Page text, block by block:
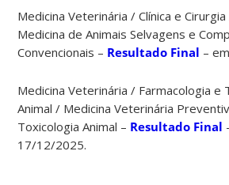
Medicina Veterinária / Clínica e
Medicina de Animais Selvagens e
Convencionais – Resultado Final –
Medicina Veterinária / Farmacologia e
Animal / Medicina Veterinária
Toxicologia Animal – Resultado Final
17/12/2025.